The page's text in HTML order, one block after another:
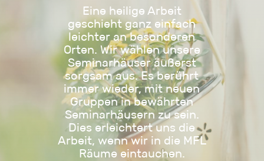
Eine heilige Arbeit
geschieht ganz einfach
leichter an besonderen
Orten. Wir wählen unsere
Seminarhäuser äußerst
sorgsam aus. Es berührt
immer wieder, mit neuen
Gruppen in bewährten
Seminarhäusern zu sein.
Dies erleichtert uns die
Arbeit, wenn wir in die MFL
Räume eintauchen.